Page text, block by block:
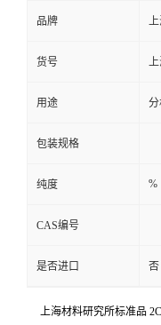
品牌
货号 上
用途 分
包装规格
纯度 %
CAS编号
是否进口 否
上海材料研究所标准品